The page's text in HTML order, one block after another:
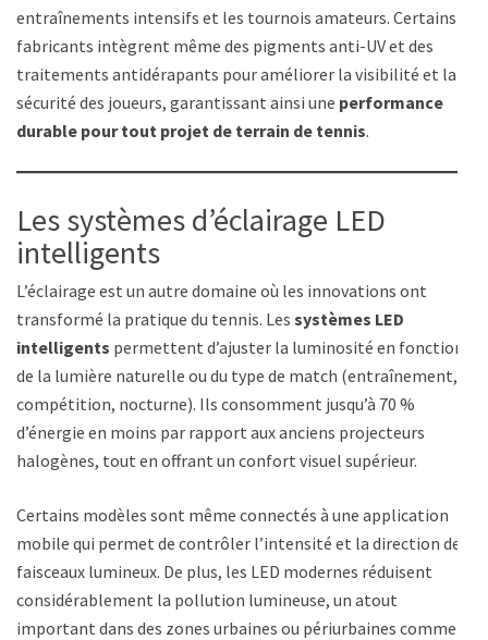
entraînements intensifs et les tournois amateurs. Certains
fabricants intègrent même des pigments anti-UV et des
traitements antidérapants pour améliorer la visibilité et la
sécurité des joueurs, garantissant ainsi une performance
durable pour tout projet de terrain de tennis.
Les systèmes d’éclairage LED
intelligents
L’éclairage est un autre domaine où les innovations ont
transformé la pratique du tennis. Les systèmes LED
intelligents permettent d’ajuster la luminosité en fonction
de la lumière naturelle ou du type de match (entraînement,
compétition, nocturne). Ils consomment jusqu’à 70 %
d’énergie en moins par rapport aux anciens projecteurs
halogènes, tout en offrant un confort visuel supérieur.
Certains modèles sont même connectés à une application
mobile qui permet de contrôler l’intensité et la direction des
faisceaux lumineux. De plus, les LED modernes réduisent
considérablement la pollution lumineuse, un atout
important dans des zones urbaines ou périurbaines comme